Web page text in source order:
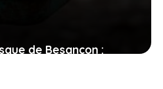
de Besançon :